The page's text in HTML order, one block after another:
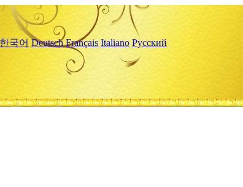
한국어 Deutsch Français Italiano Русский